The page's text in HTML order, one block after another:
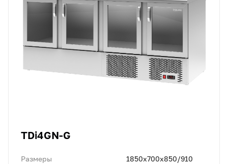
TDi4GN-G
Размеры 1850x700x850/910